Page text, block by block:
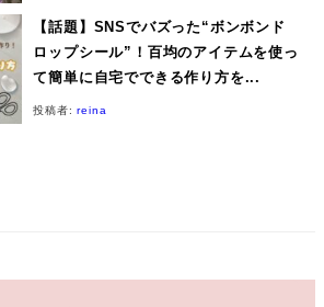
【話題】SNSでバズった“ボンボンド
ロップシール”！百均のアイテムを使っ
て簡単に自宅でできる作り方を...
投稿者:reina